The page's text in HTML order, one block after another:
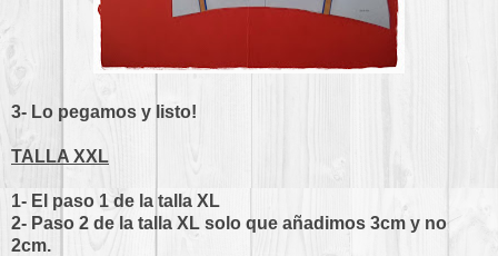
3- Lo pegamos y listo!
TALLA XXL
1- El paso 1 de la talla XL
2- Paso 2 de la talla XL solo que añadimos 3cm y no
2cm.